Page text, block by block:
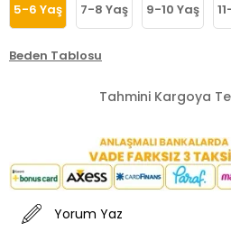
5-6 Yaş 7-8 Yaş 9-10 Yaş
Beden Tablosu
Tahmini Kargoya
Yorum Yaz